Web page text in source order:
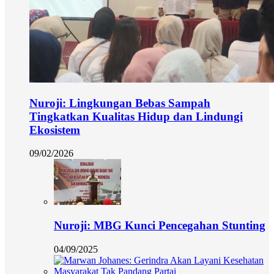
Nuroji: Lingkungan Bebas Sampah
Tingkatkan Kualitas Hidup dan Lindungi
Ekosistem
09/02/2026
Nuroji: MBG Kunci Pencegahan Stunting
04/09/2025